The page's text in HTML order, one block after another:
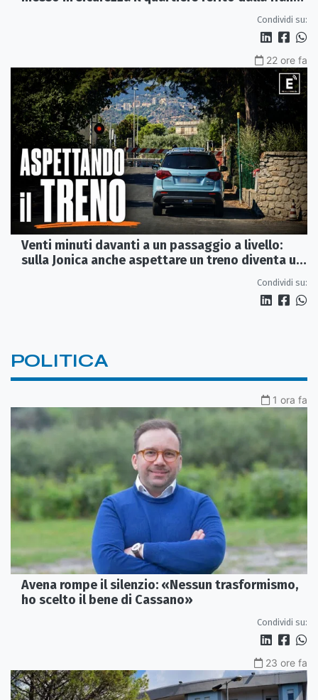
Condividi su:
22 ore fa
Venti minuti davanti a un passaggio a livello:
sulla Jonica anche aspettare un treno diventa un
Condividi su:
POLITICA
1 ora fa
Avena rompe il silenzio: «Nessun trasformismo,
ho scelto il bene di Cassano»
Condividi su:
23 ore fa